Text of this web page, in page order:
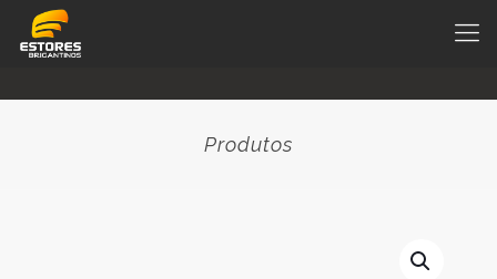
Produtos